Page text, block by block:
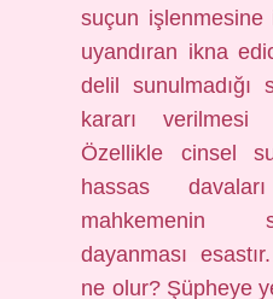
suçun
uyandıran ikna
delil sunulmadığı
kararı verilmesi
Özellikle cinsel
hassas
mahkemenin
dayanması
ne olur? Şüpheye